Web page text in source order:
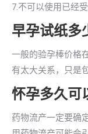
7.不可以使用已经
早孕试纸多
一般的验孕棒价格
有太大关系，只是
怀孕多久可
药物流产一定要确